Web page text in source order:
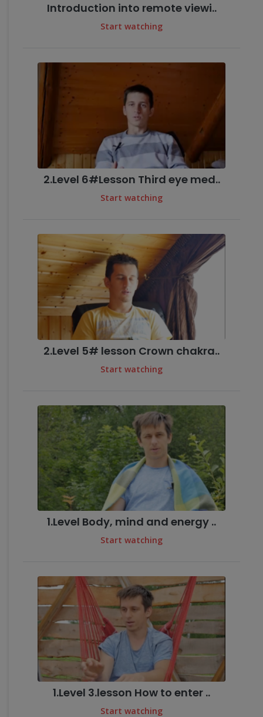
Introduction into remote viewi..
Start watching
2.Level 6#Lesson Third eye med..
Start watching
2.Level 5# lesson Crown chakra..
Start watching
1.Level Body, mind and energy ..
Start watching
1.Level 3.lesson How to enter ..
Start watching